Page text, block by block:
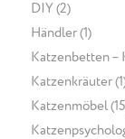
DIY (2)
Händler(1)
Katzenbetten –
Katzenkräuter
Katzenmöbel